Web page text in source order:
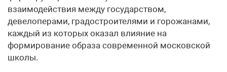
взаимодействия между государством,
девелоперами, градостроителями и горожанами,
каждый из которых оказал влияние на
формирование образа современной московской
школы.